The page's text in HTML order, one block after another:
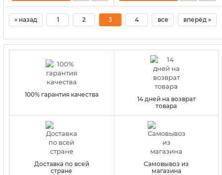
« назад 1 2 3 4 все вперёд »
100% гарантия качества
14 дней на возврат
товара
Доставка по всей
стране
Самовывоз из
магазина